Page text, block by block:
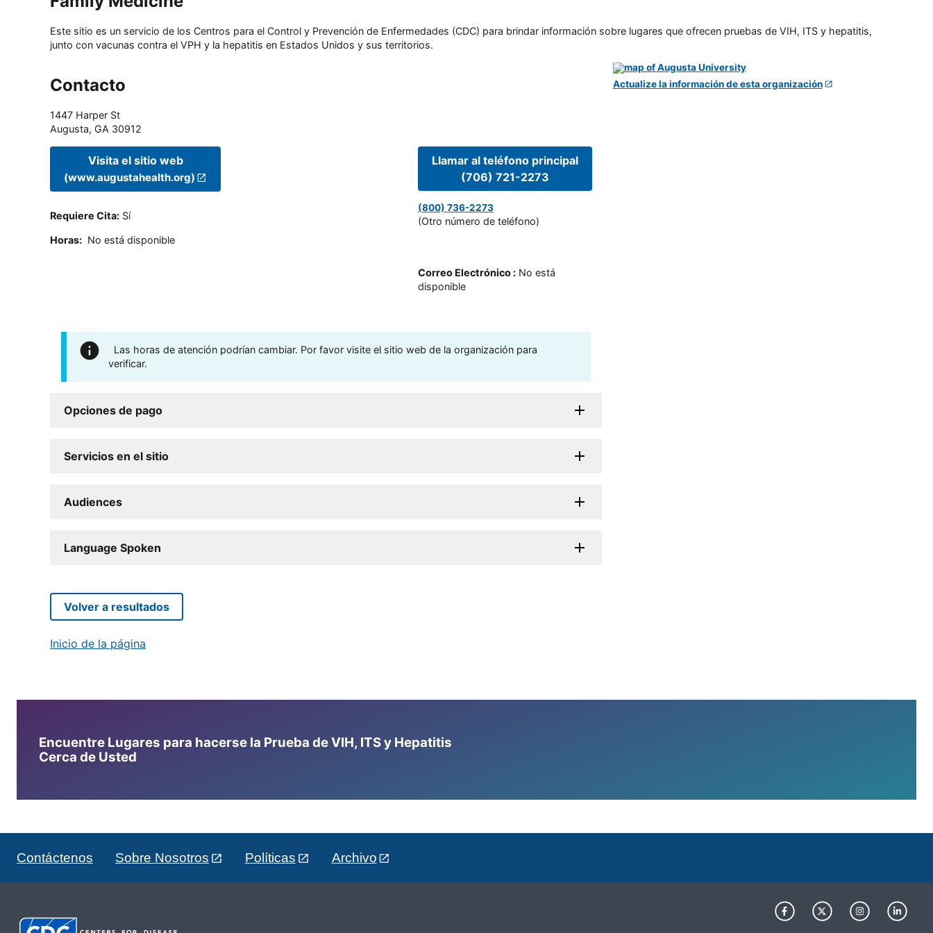
Este sitio es un servicio de los Centros para el Control y Prevención de Enfermedades (CDC) para brindar información sobre lugares que ofrecen pruebas de VIH, ITS y hepatitis,
junto con vacunas contra el VPH y la hepatitis en Estados Unidos y sus territorios.
Contacto
1447 Harper St
Augusta, GA 30912
Visita el sitio web
(www.augustahealth.org)
Requiere Cita: Sí
Horas: No está disponible
Llamar al teléfono principal
(706) 721-2273
(800) 736-2273
(Otro número de teléfono)
Correo Electrónico: No está
disponible
Las horas de atención podrían cambiar. Por favor visite el sitio web de la organización para
verificar.
Opciones de pago
Servicios en el sitio
Audiences
Language Spoken
Actualize la información de esta organización
Volver a resultados
Inicio de la página
Encuentre Lugares para hacerse la Prueba de VIH, ITS y Hepatitis
Cerca de Usted
Contáctenos Sobre Nosotros Políticas Archivo